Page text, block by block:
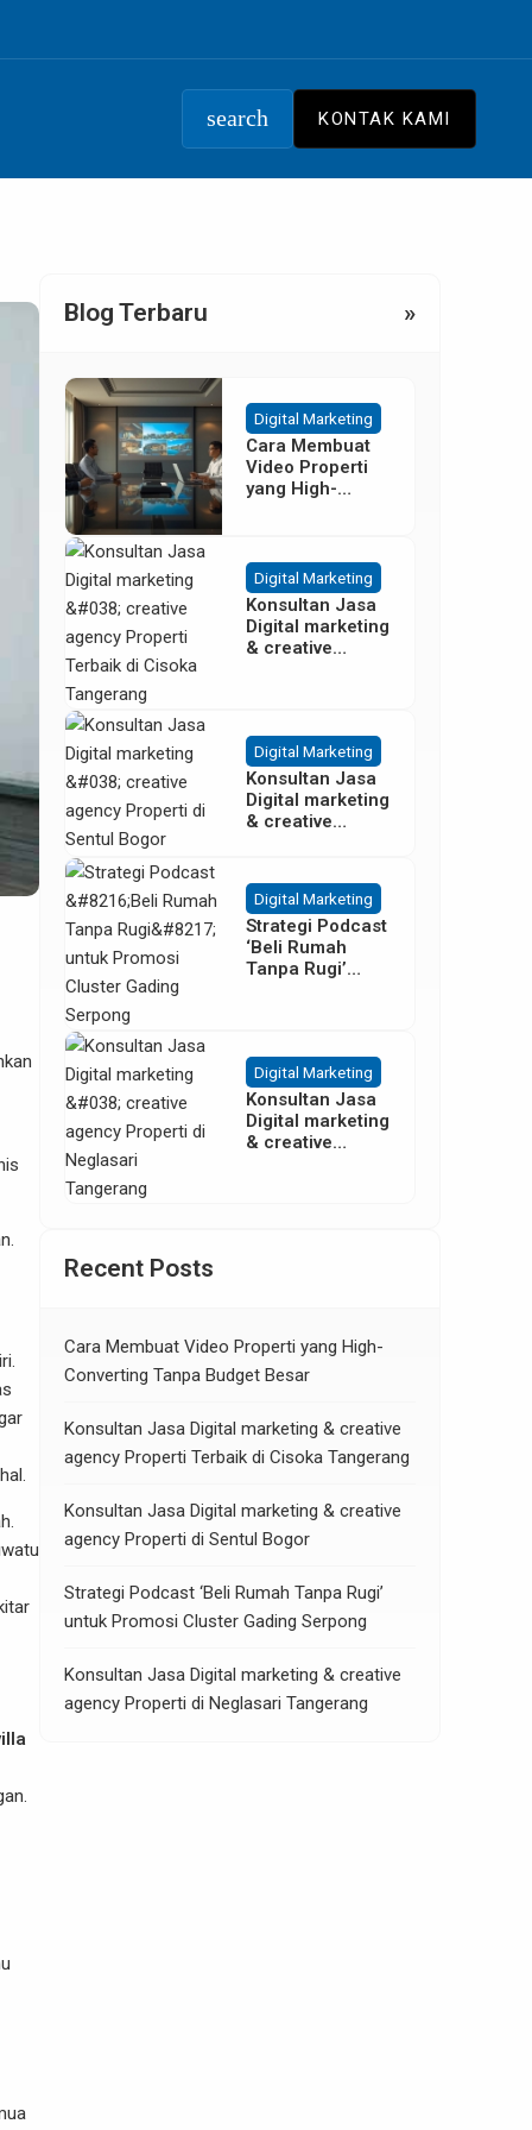
search KONTAK KAMI
Blog Terbaru »
Digital Marketing
Cara Membuat
Video Properti
yang High-
Digital Marketing
Konsultan Jasa
Digital marketing
& creative
Tangerang
Digital Marketing
Konsultan Jasa
Digital marketing
& creative
Digital Marketing
Strategi Podcast
‘Beli Rumah
Tanpa Rugi’
Digital Marketing
Konsultan Jasa
Digital marketing
& creative
Recent Posts
Cara Membuat Video Properti yang High-
Converting Tanpa Budget Besar
Konsultan Jasa Digital marketing & creative
agency Properti Terbaik di Cisoka Tangerang
Konsultan Jasa Digital marketing & creative
agency Properti di Sentul Bogor
Strategi Podcast ‘Beli Rumah Tanpa Rugi’
untuk Promosi Cluster Gading Serpong
Konsultan Jasa Digital marketing & creative
agency Properti di Neglasari Tangerang